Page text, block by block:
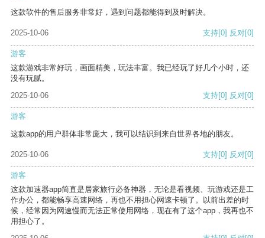
这款软件的售后服务非常好，遇到问题都能得到及时解决。
2025-10-06 支持[0] 反对[0]
游客
这款游戏非常好玩，画面精美，玩法丰富。我已经玩了好几个小时，还
没有玩腻。
2025-10-06
支持[0] 反对[0]
游客
这款app的用户群体非常庞大，我可以结识到来自世界各地的朋友。
2025-10-06 支持[0] 反对[0]
游客
这款加速器app简直是居家旅行必备神器，无论是看视频、玩游戏还是工
作办公，都能畅享高速网络，再也不用担心网速卡顿了。以前出差的时
候，经常因为网速慢而无法正常使用网络，现在有了这个app，我再也不
用担心了。